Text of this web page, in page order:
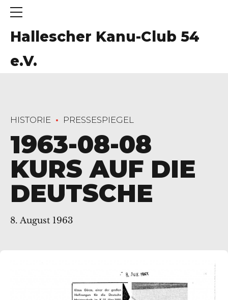
Hallescher Kanu-Club 54
e.V.
HISTORIE PRESSESPIEGEL
1963-08-08
KURS AUF DIE
DEUTSCHE
8. August 1963